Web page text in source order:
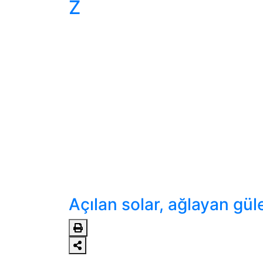
Z
Açılan solar, ağlayan